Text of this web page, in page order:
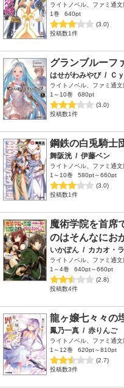
ライトノベル、ファミ通文
1巻
640pt
(3.0)
投稿数1件
グランブルーフ
はせがわみやび / Ｃ
ライトノベル、ファミ通文
1～10巻
680pt
(3.0)
投稿数1件
鋼鉄の白兎騎士
舞阪洸 / 伊藤ベン
ライトノベル、ファミ通文
1～10巻
580pt～660pt
(3.0)
投稿数1件
魔術学院を首席
のはそんなにお
いかぽん / カカオ・
ライトノベル、ファミ通文
1～4巻
640pt～660pt
(2.8)
投稿数4件
龍ヶ嬢七々々の
鳳乃一真 / 赤りんご
ライトノベル、ファミ通文
1～12巻
620pt～810pt
(2.7)
投稿数3件